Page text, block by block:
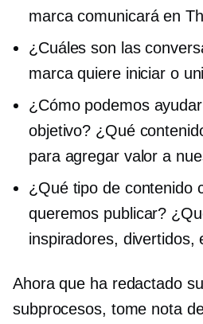
marca comunicará en
¿Cuáles son las
marca quiere iniciar o
¿Cómo podemos
objetivo? ¿Qué
para agregar valor a
¿Qué tipo de contenido
queremos publicar?
inspiradores, divertidos,
Ahora que ha redactado
subprocesos, tome nota